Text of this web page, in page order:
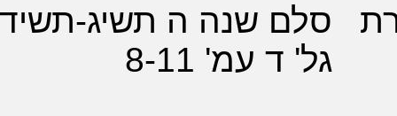
שנה ה תשיג-תשיד
עמ' 8-11